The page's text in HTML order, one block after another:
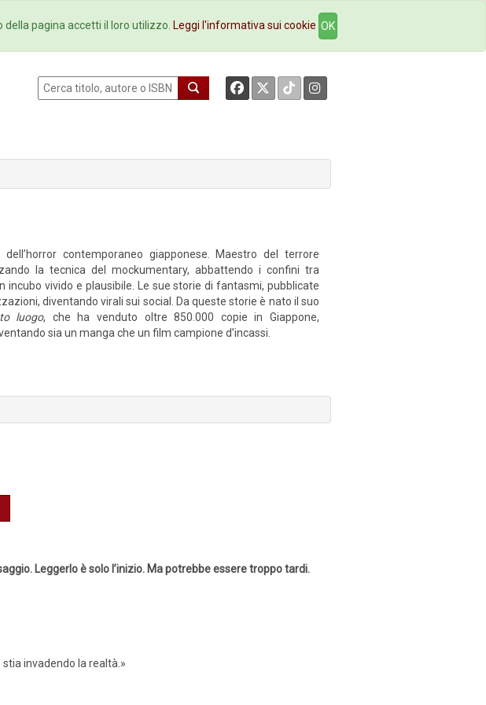
Newsletter Ebookstore Contatti
contemporaneo giapponese. Maestro del terrore
la tecnica del mockumentary, abbattendo i confini tra
vivido e plausibile. Le sue storie di fantasmi, pubblicate
diventando virali sui social. Da queste storie è nato il suo
luogo, che ha venduto oltre 850.000 copie in Giappone,
sia un manga che un film campione d’incassi.
Leggerlo è solo l’inizio. Ma potrebbe essere troppo tardi.
stia invadendo la realtà.»
pagina accetti il loro utilizzo. Leggi l'informativa sui cookie OK